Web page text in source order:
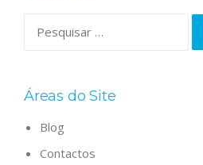
por:
Áreas do Site
Blog
Contactos